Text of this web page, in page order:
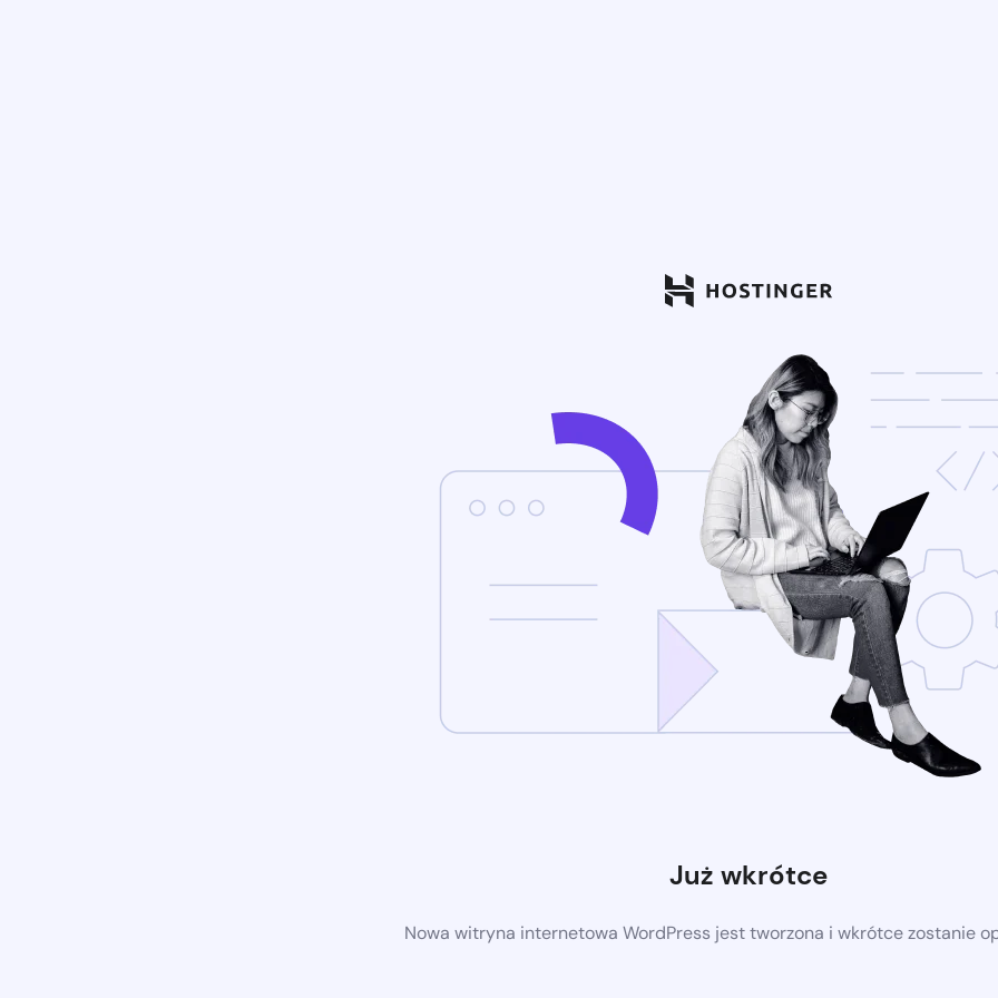
Już wkrótce
Nowa witryna internetowa WordPress jest tworzona i wkrótce zostanie